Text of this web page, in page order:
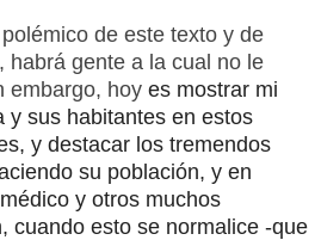
de este texto y de
habrá gente a la cual no le
embargo, hoy es mostrar mi
y sus habitantes en estos
y destacar los tremendos
su población, y en
y otros muchos
cuando esto se normalice -que